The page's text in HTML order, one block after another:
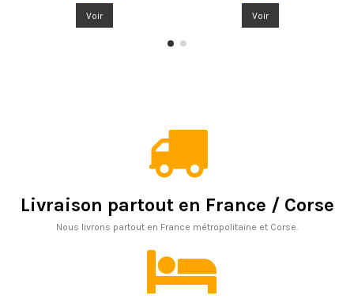
Voir Voir
Livraison partout en France / Corse
Nous livrons partout en France métropolitaine et Corse.